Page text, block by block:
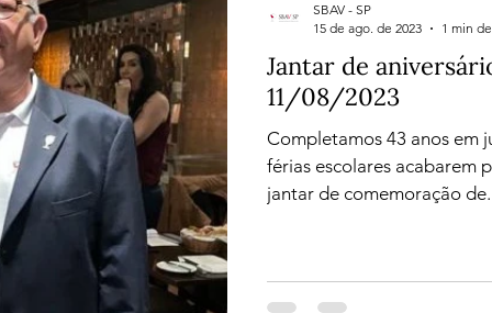
Jantar de
11/08/2023
Completamos 43 anos em
férias escolares acabarem
jantar de comemoração
SBAV - SP
15 de ago. de 2023
1 min